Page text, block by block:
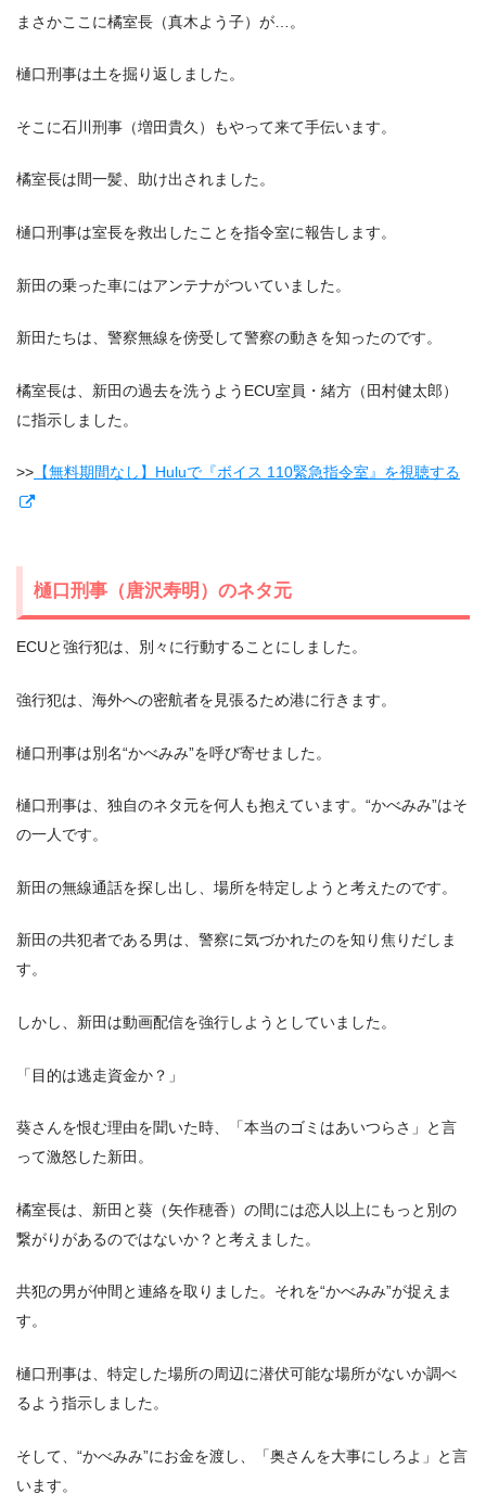
まさかここに橘室長（真木よう子）が…。
樋口刑事は土を掘り返しました。
そこに石川刑事（増田貴久）もやって来て手伝います。
橘室長は間一髪、助け出されました。
樋口刑事は室長を救出したことを指令室に報告します。
新田の乗った車にはアンテナがついていました。
新田たちは、警察無線を傍受して警察の動きを知ったのです。
橘室長は、新田の過去を洗うようECU室員・緒方（田村健太郎）
に指示しました。
>> 【無料期間なし】Huluで『ボイス 110緊急指令室』を視聴する
樋口刑事（唐沢寿明）のネタ元
ECUと強行犯は、別々に行動することにしました。
強行犯は、海外への密航者を見張るため港に行きます。
樋口刑事は別名“かべみみ”を呼び寄せました。
樋口刑事は、独自のネタ元を何人も抱えています。“かべみみ”はそ
の一人です。
新田の無線通話を探し出し、場所を特定しようと考えたのです。
新田の共犯者である男は、警察に気づかれたのを知り焦りだしま
す。
しかし、新田は動画配信を強行しようとしていました。
「目的は逃走資金か？」
葵さんを恨む理由を聞いた時、「本当のゴミはあいつらさ」と言
って激怒した新田。
橘室長は、新田と葵（矢作穂香）の間には恋人以上にもっと別の
繋がりがあるのではないか？と考えました。
共犯の男が仲間と連絡を取りました。それを“かべみみ”が捉えま
す。
樋口刑事は、特定した場所の周辺に潜伏可能な場所がないか調べ
るよう指示しました。
そして、“かべみみ”にお金を渡し、「奥さんを大事にしろよ」と言
います。